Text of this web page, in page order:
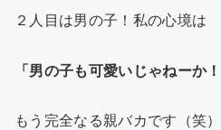
２人目は男の子！私の心境は
「男の子も可愛いじゃねーか！
もう完全なる親バカです（笑）